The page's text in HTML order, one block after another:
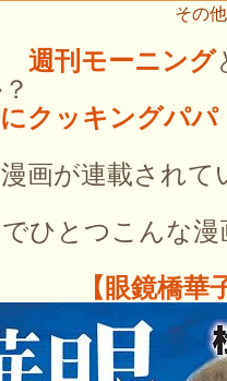
その他
週刊モーニング
クッキングパ
が連載されて
とつこんな漫
【眼鏡橋華